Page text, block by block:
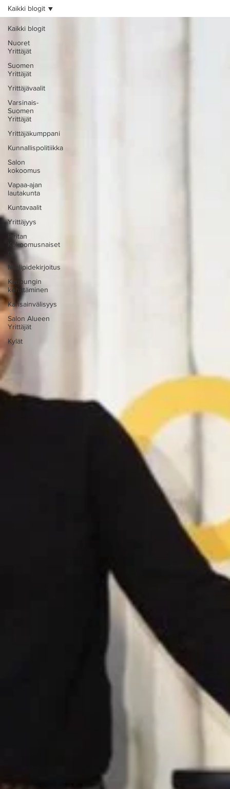
Kaikki blogit
Nuoret
Yrittäjät
Suomen
Yrittäjät
Yrittäjävaalit
Varsinais-
Suomen
Yrittäjät
Yrittäjäkumppani
Kunnallispolitiikka
Salon
kokoomus
Vapaa-ajan
lautakunta
Kuntavaalit
Yrittäjyys
Piritan
Kokoomusnaiset
Mielipidekirjoitus
Kaupungin
kehittäminen
Kansainvälisyys
Salon Alueen
Yrittäjät
Kylät
Kaikki blogit